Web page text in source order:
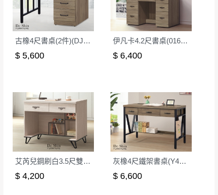
古橡4尺書桌(2件)(DJ03)
$ 5,600
伊凡卡4.2尺書桌(016-2A)
$ 6,400
艾芮兒鋼刷白3.5尺雙抽書桌(602)
$ 4,200
灰橡4尺鐵架書桌(Y44-1)
$ 6,600